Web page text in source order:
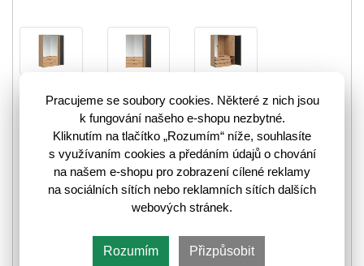
Toužíte po útulné ložnici, která bude doladěna do nejmenšího
detailu? Potom máme pro vás v nabídce šatní skříň
VABRES SZF1D2M3S. Tato skříň byla vyrobena v…více
Kód zboží:3203586
❚❚ Skladem poslední kus
Pracujeme se soubory cookies. Některé z nich jsou
k fungování našeho e-shopu nezbytné.
Kliknutím na tlačítko „Rozumím“ níže, souhlasíte
s využívaním cookies a předáním údajů o chování
na našem e-shopu pro zobrazení cílené reklamy
na sociálních sítích nebo reklamních sítích dalších
webových stránek.
Rozumím Přizpůsobit